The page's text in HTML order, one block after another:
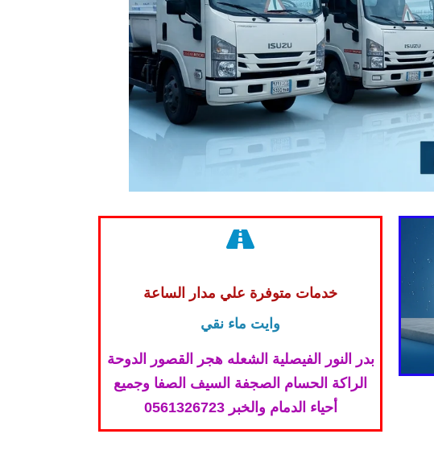
خدمات متوفرة علي مدار الساعة
وايت ماء نقي
بدر النور الفيصلية الشعله هجر القصور الدوحة
الراكة الحسام الصجفة السيف الصفا وجميع
أحياء الدمام والخبر 0561326723